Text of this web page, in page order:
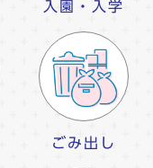
入園・入学
ごみ出し